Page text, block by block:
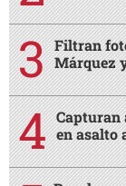
Filtran
Márquez
Capturan
en asalto